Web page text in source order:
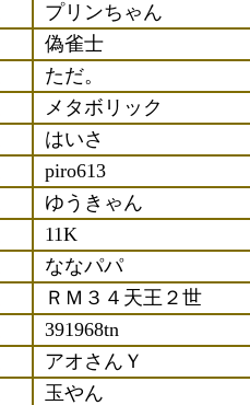
プリンちゃん
偽雀士
ただ。
メタボリック
はいさ
piro613
ゆうきゃん
11K
ななパパ
ＲＭ３４天王２世
391968tn
アオさんＹ
玉やん